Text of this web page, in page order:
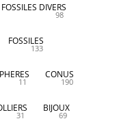
FOSSILES DIVERS
98
FOSSILES
133
11
CONUS
190
31
BIJOUX
69